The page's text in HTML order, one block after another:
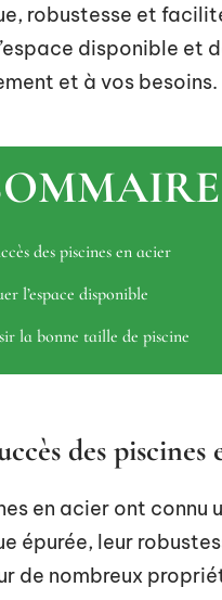
robustesse et
disponible et
et à vos besoins.
des piscines en acier
l’espace disponible
la bonne taille de piscine
des piscines
en acier ont connu
épurée, leur
de nombreux